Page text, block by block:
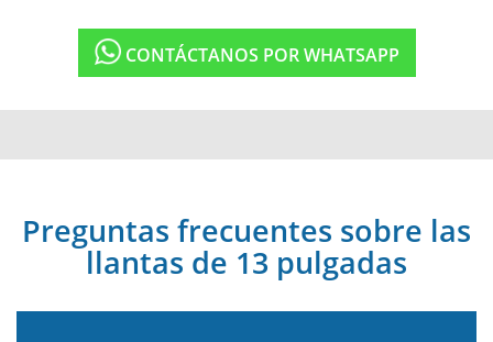
CONTÁCTANOS POR WHATSAPP
Preguntas frecuentes sobre las
llantas de 13 pulgadas